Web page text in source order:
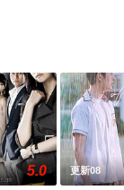
视剧、电视
5.0 更新08